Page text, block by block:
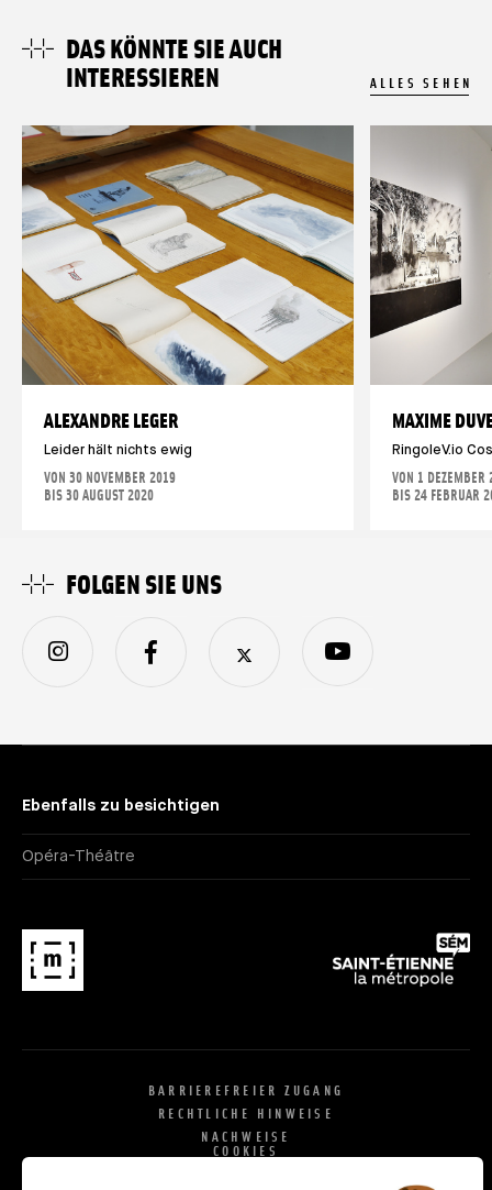
DAS KÖNNTE SIE AUCH
INTERESSIEREN
ALLES SEHEN
ALEXANDRE LEGER
Leider hält nichts ewig
VON 30 NOVEMBER 2019
BIS 30 AUGUST 2020
MAXIME
RingoleV.io
VON 1 DEZEMBER
BIS 24 FEBRUAR
Ebenfalls zu besichtigen
Opéra-Théâtre
FOLGEN SIE UNS
BARRIEREFREIER ZUGANG
RECHTLICHE HINWEISE
NACHWEISE
COOKIES